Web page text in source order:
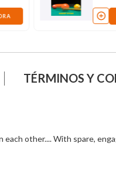
TÉRMINOS Y
other.... With spare,